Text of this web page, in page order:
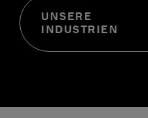
UNSERE
INDUSTRIEN